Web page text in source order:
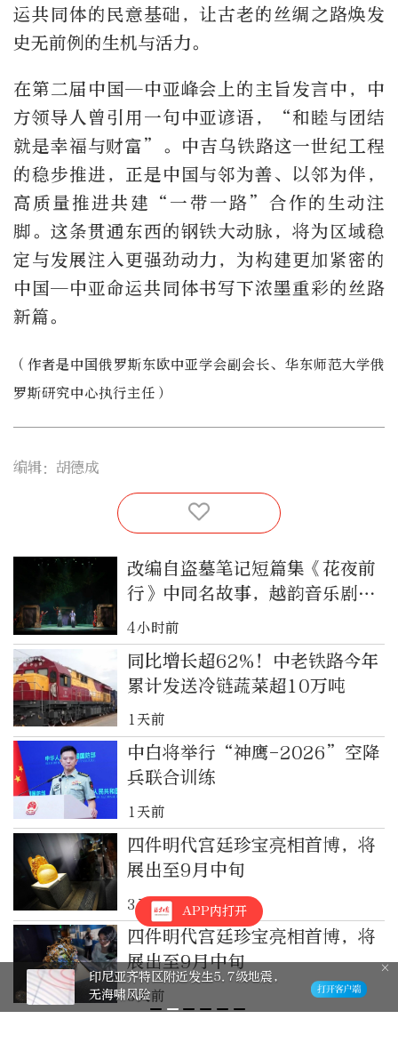
运共同体的民意基础，让古老的丝绸之路焕发
史无前例的生机与活力。
在第二届中国—中亚峰会上的主旨发言中，中
方领导人曾引用一句中亚谚语，“和睦与团结
就是幸福与财富”。中吉乌铁路这一世纪工程
的稳步推进，正是中国与邻为善、以邻为伴，
高质量推进共建“一带一路”合作的生动注
脚。这条贯通东西的钢铁大动脉，将为区域稳
定与发展注入更强劲动力，为构建更加紧密的
中国—中亚命运共同体书写下浓墨重彩的丝路
新篇。
（作者是中国俄罗斯东欧中亚学会副会长、华东师范大学俄
罗斯研究中心执行主任）
编辑：胡德成
改编自盗墓笔记短篇集《花夜前
行》中同名故事，越韵音乐剧
《千面》将首演
4小时前
同比增长超62%！中老铁路今年
累计发送冷链蔬菜超10万吨
1天前
中白将举行“神鹰-2026”空降
兵联合训练
1天前
四件明代宫廷珍宝亮相首博，将
展出至9月中旬
3天前
四件明代宫廷珍宝亮相首博，将
展出至9月中旬
3天前
APP内打开
印尼亚齐特区附近发生5.7级地震，
无海啸风险